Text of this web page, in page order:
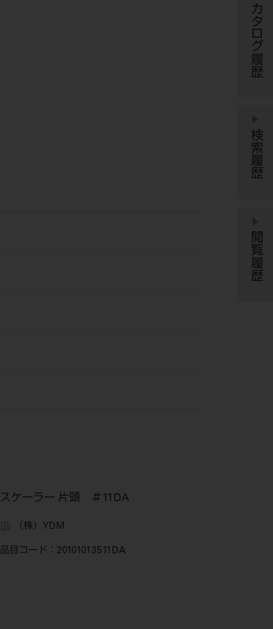
スケーラー 片頭 ＃11DA
（株）YDM
品目コード ：20101013511DA
カタログ履歴
検索履歴
閲覧履歴